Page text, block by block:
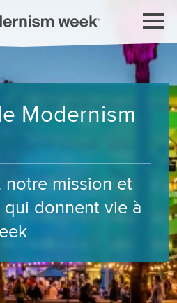
Modernism
notre mission et
donnent vie à